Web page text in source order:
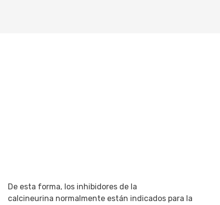
De esta forma, los inhibidores de la
calcineurina normalmente están indicados para la